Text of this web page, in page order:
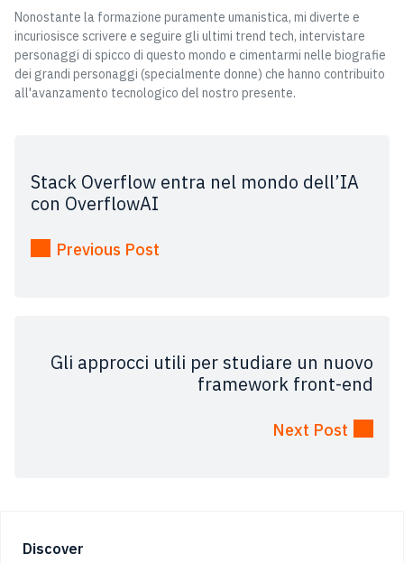
Nonostante la formazione puramente umanistica, mi diverte e
incuriosisce scrivere e seguire gli ultimi trend tech, intervistare
personaggi di spicco di questo mondo e cimentarmi nelle biografie
dei grandi personaggi (specialmente donne) che hanno contribuito
all'avanzamento tecnologico del nostro presente.
Stack Overflow entra nel mondo dell’IA
con OverflowAI
Previous Post
Gli approcci utili per studiare un nuovo
framework front-end
Next Post
Footer
Discover